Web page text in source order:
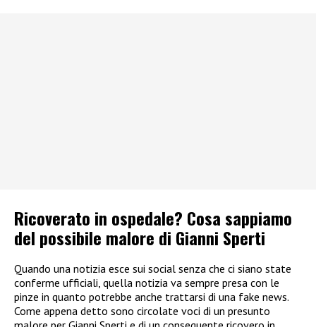
Ricoverato in ospedale? Cosa sappiamo
del possibile malore di Gianni Sperti
Quando una notizia esce sui social senza che ci siano state
conferme ufficiali, quella notizia va sempre presa con le
pinze in quanto potrebbe anche trattarsi di una fake news.
Come appena detto sono circolate voci di un presunto